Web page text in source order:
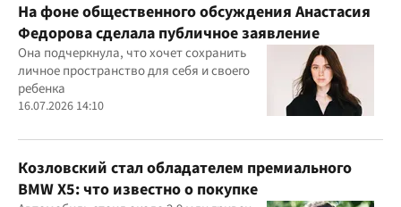
На фоне общественного обсуждения Анастасия
Федорова сделала публичное заявление
Она подчеркнула, что хочет сохранить
личное пространство для себя и своего
ребенка
16.07.2026 14:10
Козловский стал обладателем премиального
BMW X5: что известно о покупке